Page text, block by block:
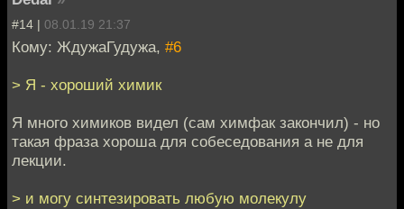
#14 | 08.01.19 21:37
Кому: ЖдужаГудужа, #6
> Я - хороший химик
Я много химиков видел (сам химфак закончил) - но
такая фраза хороша для собеседования а не для
лекции.
> и могу синтезировать любую молекулу